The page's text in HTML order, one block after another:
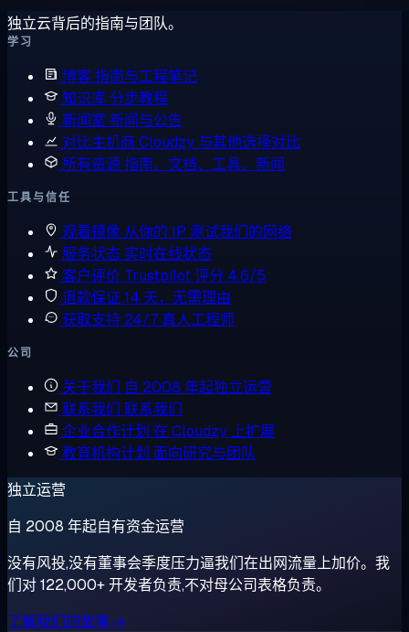
独立云背后的指南与团队。
学习
博客指南与工程笔记
知识库 分步教程
新闻室 新闻与公告
对比主机商 Cloudzy 与其他选择对比
所有资源指南、文档、工具、新闻
工具与信任
观看镜像 从你的 IP 测试我们的网络
服务状态 实时在线状态
客户评价 Trustpilot 评分 4.6/5
退款保证 14 天，无需理由
获取支持 24/7 真人工程师
公司
关于我们 自 2008 年起独立运营
联系我们 联系我们
企业合作计划 在 Cloudzy 上扩展
教育机构计划 面向研究与团队
独立运营
自 2008 年起自有资金运营
没有风投,没有董事会季度压力逼我们在出网流量上加价。我
们对 122,000+ 开发者负责,不对母公司表格负责。
了解我们的故事 →